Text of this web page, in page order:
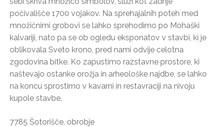
počivališče 1700 vojakov. Na sprehajalnih poteh med
množičnimi grobovi se lahko sprehodimo po Mohaški
kalvariji, nato pa se ob ogledu eksponatov v stavbi, ki je
oblikovala Sveto krono, pred nami odvije celotna
zgodovina bitke. Ko zapustimo razstavne prostore, ki
naštevajo ostanke orožja in arheološke najdbe, se lahko
na koncu sprostimo v kavarni in restavraciji na nivoju
kupole stavbe.
7785 Šotorišče, obrobje